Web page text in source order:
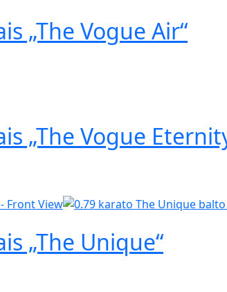
„The Vogue Air“
„The Vogue
„The Unique“